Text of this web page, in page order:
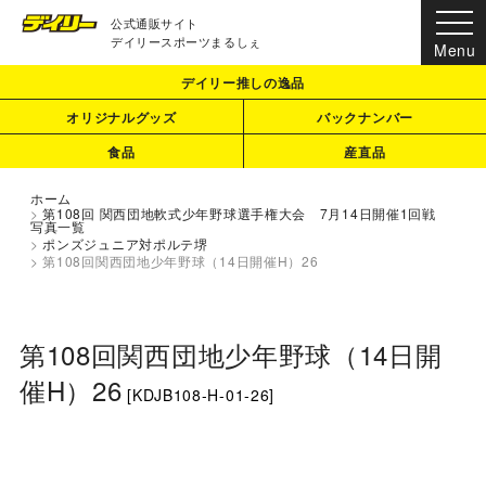
公式通販サイト
デイリースポーツまるしぇ
デイリー推しの逸品
オリジナルグッズ
バックナンバー
食品
産直品
ホーム
> 第108回 関西団地軟式少年野球選手権大会 7月14日開催1回戦
写真一覧
> ポンズジュニア対ポルテ堺
> 第108回関西団地少年野球（14日開催H）26
第108回関西団地少年野球（14日開
催H）26 [KDJB108-H-01-26]